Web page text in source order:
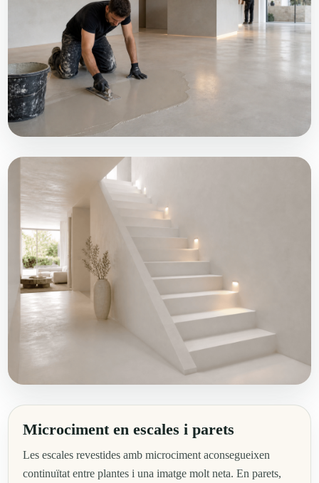
Microciment en escales i parets
Les escales revestides amb microciment aconsegueixen
continuïtat entre plantes i una imatge molt neta. En parets,